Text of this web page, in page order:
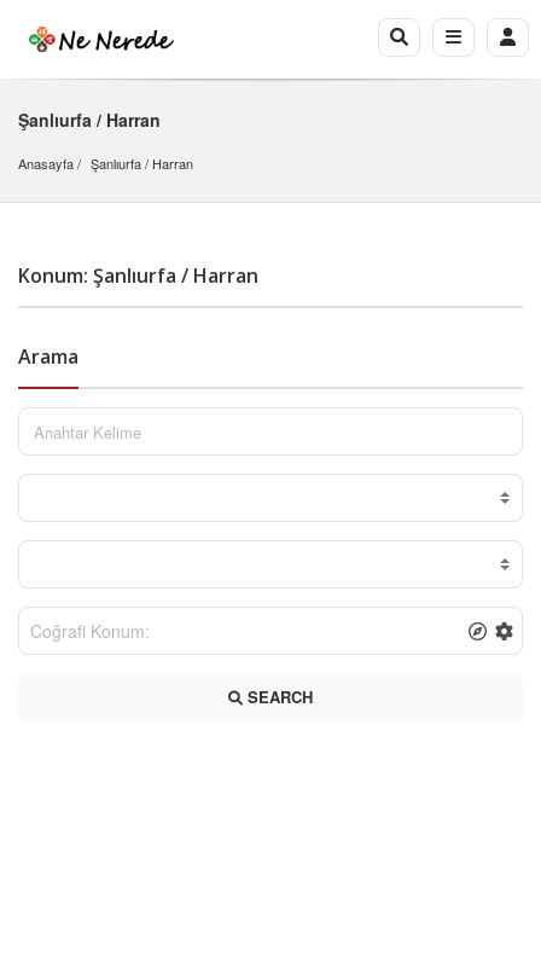
Şanlıurfa / Harran
Anasayfa Şanlıurfa / Harran
Konum: Şanlıurfa / Harran
Arama
SEARCH